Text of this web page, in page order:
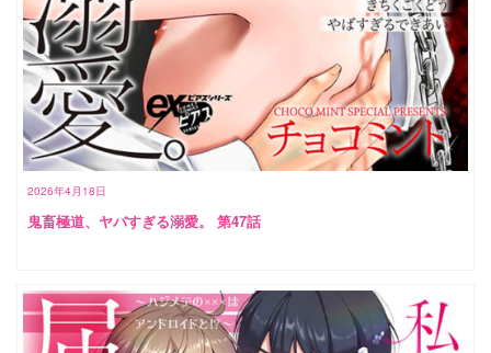
2026年4月18日
鬼畜極道、ヤバすぎる溺愛。 第47話